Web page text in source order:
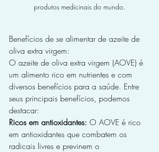
produtos medicinais do mundo.
Benefícios de se alimentar de azeite de
oliva extra virgem:
O azeite de oliva extra virgem (AOVE) é
um alimento rico em nutrientes e com
diversos benefícios para a saúde. Entre
seus principais benefícios, podemos
destacar:
Ricos em antioxidantes: O AOVE é rico
em antioxidantes que combatem os
radicais livres e previnem o